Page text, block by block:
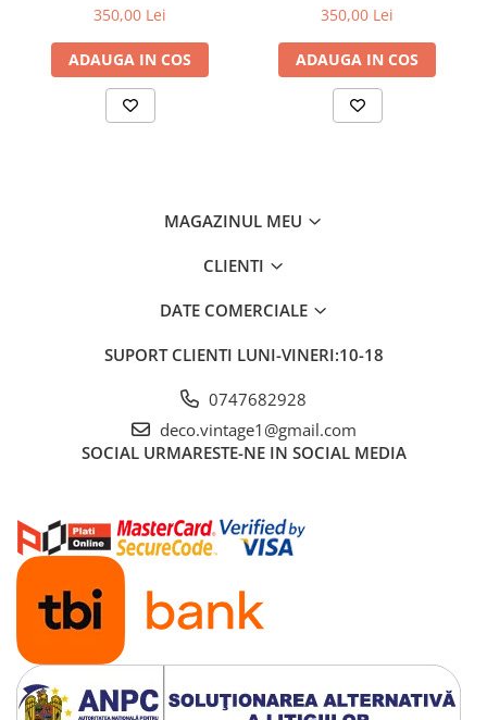
350,00 Lei
ADAUGA IN COS
350,00 Lei
ADAUGA IN COS
MAGAZINUL MEU
CLIENTI
DATE COMERCIALE
SUPORT CLIENTI LUNI-VINERI:10-18
0747682928
deco.vintage1@gmail.com
SOCIAL URMARESTE-NE IN SOCIAL MEDIA